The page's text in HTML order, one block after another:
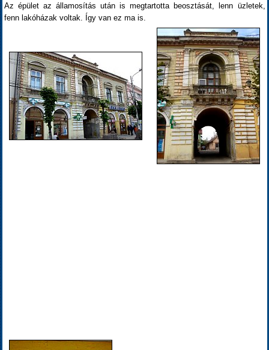
Az épület az államosítás után is megtartotta beosztását, lenn üzletek,
fenn lakóházak voltak. Így van ez ma is.